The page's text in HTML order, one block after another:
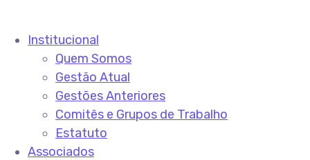
Institucional
Quem Somos
Gestão Atual
Gestões Anteriores
Comitês e Grupos de Trabalho
Estatuto
Associados